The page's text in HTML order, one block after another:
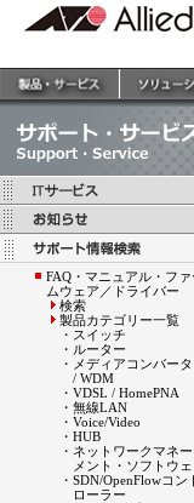
FAQ・マニュアル・ファ
ムウェア／ドライバー
検索
製品カテゴリー一覧
・ スイッチ
・ ルーター
・ メディアコンバー
/ WDM
・ VDSL / HomePNA
・ 無線LAN
・ Voice/Video
・ HUB
・ ネットワークマネー
メント・ソフトウ
・ SDN/OpenFlowコン
ローラー